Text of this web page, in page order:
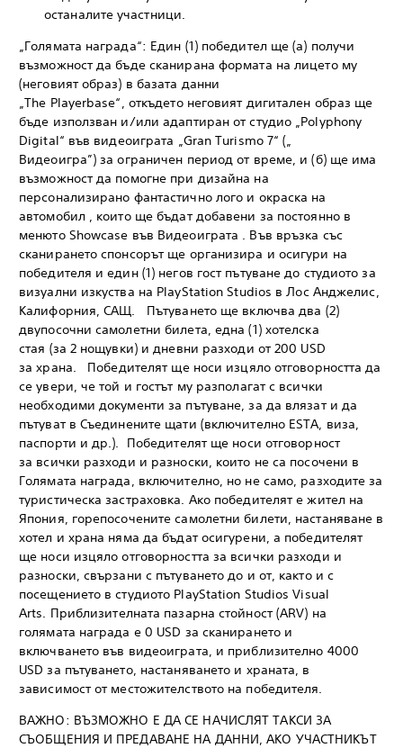
останалите участници.
„Голямата награда“: Един (1) победител ще (а) получи
възможност да бъде сканирана формата на лицето му
(неговият образ) в базата данни
„The Playerbase“, откъдето неговият дигитален образ ще
бъде използван и/или адаптиран от студио „Polyphony
Digital“ във видеоиграта „Gran Turismo 7“ („
Видеоигра”) за ограничен период от време, и (б) ще има
възможност да помогне при дизайна на
персонализирано фантастично лого и окраска на
автомобил , които ще бъдат добавени за постоянно в
менюто Showcase във Видеоиграта . Във връзка със
сканирането спонсорът ще организира и осигури на
победителя и един (1) негов гост пътуване до студиото за
визуални изкуства на PlayStation Studios в Лос Анджелис,
Калифорния, САЩ. Пътуването ще включва два (2)
двупосочни самолетни билета, една (1) хотелска
стая (за 2 нощувки) и дневни разходи от 200 USD
за храна. Победителят ще носи изцяло отговорността да
се увери, че той и гостът му разполагат с всички
необходими документи за пътуване, за да влязат и да
пътуват в Съединените щати (включително ESTA, виза,
паспорти и др.). Победителят ще носи отговорност
за всички разходи и разноски, които не са посочени в
Голямата награда, включително, но не само, разходите за
туристическа застраховка. Ако победителят е жител на
Япония, горепосочените самолетни билети, настаняване в
хотел и храна няма да бъдат осигурени, а победителят
ще носи изцяло отговорността за всички разходи и
разноски, свързани с пътуването до и от, както и с
посещението в студиото PlayStation Studios Visual
Arts. Приблизителната пазарна стойност (ARV) на
голямата награда е 0 USD за сканирането и
включването във видеоиграта, и приблизително 4000
USD за пътуването, настаняването и храната, в
зависимост от местожителството на победителя.
ВАЖНО: ВЪЗМОЖНО Е ДА СЕ НАЧИСЛЯТ ТАКСИ ЗА
СЪОБЩЕНИЯ И ПРЕДАВАНЕ НА ДАННИ, АКО УЧАСТНИКЪТ